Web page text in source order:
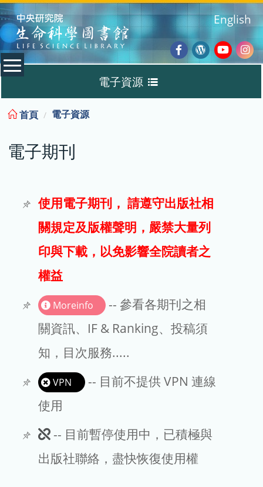
:::
Facebook
Wordpress
English
電子資源
電子期刊
試用
文章處理費
EndNote
首頁 電子資源
電子期刊
使用電子期刊， 請遵守出版社相
關規定及版權聲明，嚴禁大量列
印與下載，以免影響全院讀者之
權益
Moreinfo
-- 參看各期刊之相
關資訊、IF & Ranking、投稿須
知，目次服務.....
VPN
-- 目前不提供 VPN 連線
使用
此
期
-- 目前暫停使用中，已積極與
出版社聯絡，盡快恢復使用權